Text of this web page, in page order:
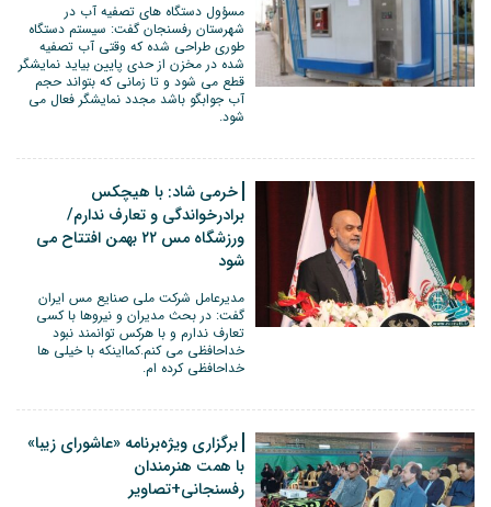
مسؤول دستگاه های تصفیه آب در
شهرستان رفسنجان گفت: سیستم دستگاه
طوری طراحی شده که وقتی آب تصفیه
شده در مخزن از حدی پایین بیاید نمایشگر
قطع می شود و تا زمانی که بتواند حجم
آب جوابگو باشد مجدد نمایشگر فعال می
شود.
خرمی شاد: با هیچکس
برادرخواندگی و تعارف ندارم/
ورزشگاه مس ۲۲ بهمن افتتاح می
شود
مدیرعامل شرکت ملی صنایع مس ایران
گفت: در بحث مدیران و نیروها با کسی
تعارف ندارم و با هرکس توانمند نبود
خداحافظی می کنم.کمااینکه با خیلی ها
خداحافظی کرده ام.
برگزاری ویژه‌برنامه «عاشورای زیبا»
با همت هنرمندان
رفسنجانی+تصاویر